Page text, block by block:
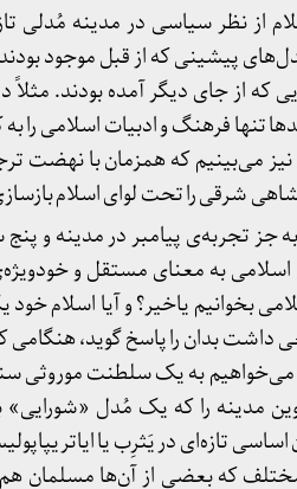
از نظر سیاسی در مدینه مُدلی
پیشینی که از قبل موجود
که از جای دیگر آمده بودند. مثلاً
تنها فرهنگ و ادبیات اسلامی را
می‌بینیم که همزمان با نهضت
شرقی را تحت لوای اسلام
جز تجربه‌ی پیامبر در مدینه و
به معنای مستقل و خودویژه‌ی
بخوانیم یاخیر؟ و آیا اسلام
بدان را پاسخ گوید، هنگامی
می‌خواهیم به یک سلطنت موروثی
مدینه را که یک مُدل «شورایی»
تازه‌ای در یَثرِب یا
مختلف که بعضی از آن‌ها مسلمان هم